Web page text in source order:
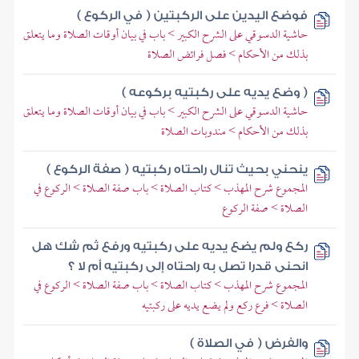
فوضع اليدين على الركبتين ( في الركوع )
حاشية الدسوقي على الشرح الكبير > باب في بيان أوقات الصلاة وما يتعلق
بذلك من الأحكام > فصل فرائض الصلاة
( وضع يديه على ركبتيه بركوعه )
حاشية الدسوقي على الشرح الكبير > باب في بيان أوقات الصلاة وما يتعلق
بذلك من الأحكام > مندوبات الصلاة
ينحني بحيث تنال راحتاه ركبتيه ( صفة الركوع )
المجموع شرح المهذب > كتاب الصلاة > باب صفة الصلاة > الركوع في
الصلاة > صفة الركوع
ركع ولم يضع يديه على ركبتيه ورفع ثم شك هل
انحنى قدرا تصل به راحتاه إلى ركبتيه أم لا ؟
المجموع شرح المهذب > كتاب الصلاة > باب صفة الصلاة > الركوع في
الصلاة > فرع ركع ولم يضع يديه على ركبتيه
والفرض ( في الصلاة )